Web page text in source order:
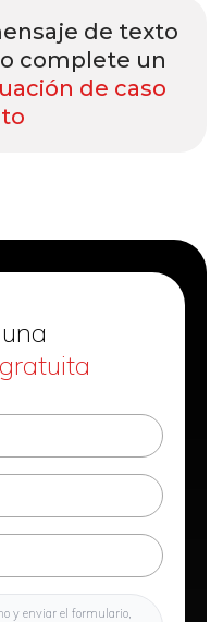
de texto
o complete un
de caso
y enviar el formulario,